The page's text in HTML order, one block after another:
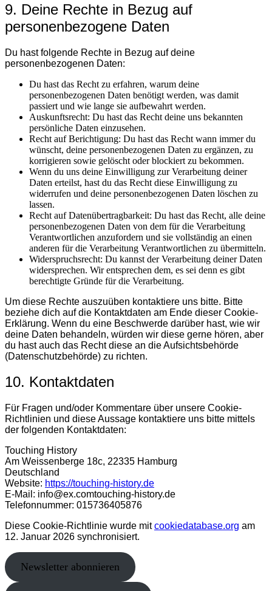
9. Deine Rechte in Bezug auf
personenbezogene Daten
Du hast folgende Rechte in Bezug auf deine
personenbezogenen Daten:
Du hast das Recht zu erfahren, warum deine
personenbezogenen Daten benötigt werden, was damit
passiert und wie lange sie aufbewahrt werden.
Auskunftsrecht: Du hast das Recht deine uns bekannten
persönliche Daten einzusehen.
Recht auf Berichtigung: Du hast das Recht wann immer du
wünscht, deine personenbezogenen Daten zu ergänzen, zu
korrigieren sowie gelöscht oder blockiert zu bekommen.
Wenn du uns deine Einwilligung zur Verarbeitung deiner
Daten erteilst, hast du das Recht diese Einwilligung zu
widerrufen und deine personenbezogenen Daten löschen zu
lassen.
Recht auf Datenübertragbarkeit: Du hast das Recht, alle deine
personenbezogenen Daten von dem für die Verarbeitung
Verantwortlichen anzufordern und sie vollständig an einen
anderen für die Verarbeitung Verantwortlichen zu übermitteln.
Widerspruchsrecht: Du kannst der Verarbeitung deiner Daten
widersprechen. Wir entsprechen dem, es sei denn es gibt
berechtigte Gründe für die Verarbeitung.
Um diese Rechte auszuüben kontaktiere uns bitte. Bitte
beziehe dich auf die Kontaktdaten am Ende dieser Cookie-
Erklärung. Wenn du eine Beschwerde darüber hast, wie wir
deine Daten behandeln, würden wir diese gerne hören, aber
du hast auch das Recht diese an die Aufsichtsbehörde
(Datenschutzbehörde) zu richten.
10. Kontaktdaten
Für Fragen und/oder Kommentare über unsere Cookie-
Richtlinien und diese Aussage kontaktiere uns bitte mittels
der folgenden Kontaktdaten:
Touching History
Am Weissenberge 18c, 22335 Hamburg
Deutschland
Website: https://touching-history.de
E-Mail: info@ex.comtouching-history.de
Telefonnummer: 015736405876
Diese Cookie-Richtlinie wurde mitcookiedatabase.org am
12. Januar 2026 synchronisiert.
Newsletter abonnieren